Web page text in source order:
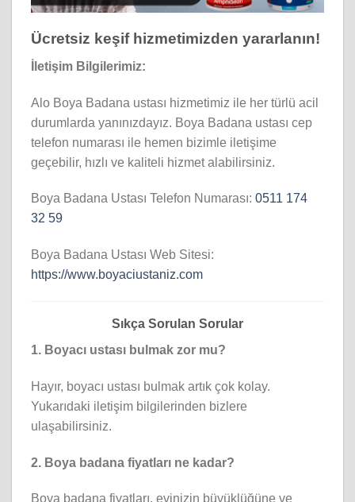
Ücretsiz keşif hizmetimizden yararlanın!
İletişim Bilgilerimiz:
Alo Boya Badana ustası hizmetimiz ile her türlü acil
durumlarda yanınızdayız. Boya Badana ustası cep
telefon numarası ile hemen bizimle iletişime
geçebilir, hızlı ve kaliteli hizmet alabilirsiniz.
Boya Badana Ustası Telefon Numarası: 0511 174
32 59
Boya Badana Ustası Web Sitesi:
https://www.boyaciustaniz.com
Sıkça Sorulan Sorular
1. Boyacı ustası bulmak zor mu?
Hayır, boyacı ustası bulmak artık çok kolay.
Yukarıdaki iletişim bilgilerinden bizlere
ulaşabilirsiniz.
2. Boya badana fiyatları ne kadar?
Boya badana fiyatları, evinizin büyüklüğüne ve